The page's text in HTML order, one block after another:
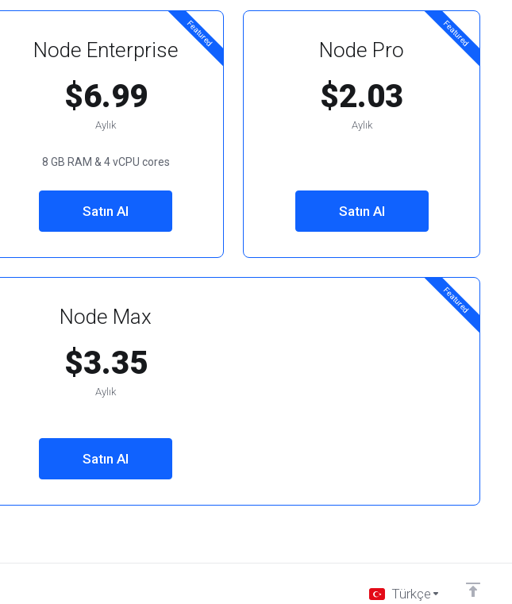
Featured
Node Enterprise
$6.99
Aylık
8 GB RAM & 4 vCPU cores
Satın Al
Featured
Node Pro
$2.03
Aylık
Satın Al
Featured
Node Max
$3.35
Aylık
Satın Al
Türkçe